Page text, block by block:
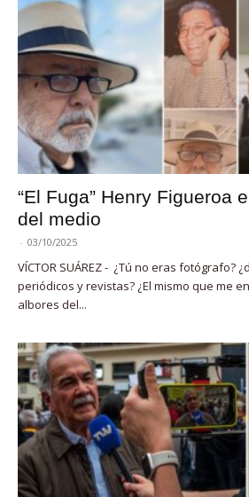
“El Fuga” Henry Figueroa
del medio
- 03/10/2025
VÍCTOR SUÁREZ - ¿Tú no eras fotógrafo?
periódicos y revistas? ¿El mismo que me
albores del...